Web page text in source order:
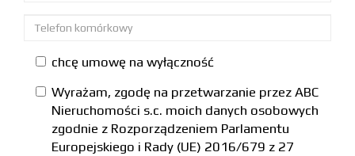
chcę umowę na wyłączność
Wyrażam, zgodę na przetwarzanie przez ABC
Nieruchomości s.c. moich danych osobowych
zgodnie z Rozporządzeniem Parlamentu
Europejskiego i Rady (UE) 2016/679 z 27